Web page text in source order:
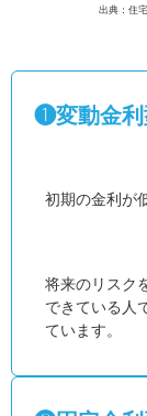
出典：住
❶変動金利
初期の金利が
将来のリスク
できている人
ています。